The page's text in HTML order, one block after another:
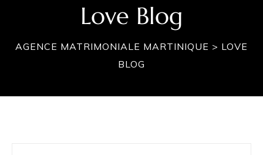
Love Blog
AGENCE MATRIMONIALE MARTINIQUE > LOVE
BLOG